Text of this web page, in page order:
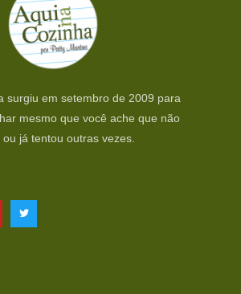
surgiu em setembro de 2009 para
mesmo que você ache que não
ou já tentou outras vezes.